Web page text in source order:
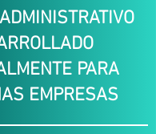
PARA
EMPRESAS